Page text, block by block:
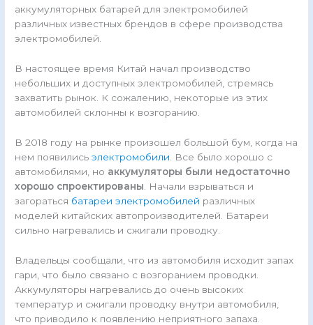
аккумуляторных батарей для электромобилей
различных известных брендов в сфере производства
электромобилей.
В настоящее время Китай начал производство
небольших и доступных электромобилей, стремясь
захватить рынок. К сожалению, некоторые из этих
автомобилей склонны к возгоранию.
В 2018 году на рынке произошел большой бум, когда на
нем появилисьэлектромобили . Все было хорошо с
автомобилями, но аккумуляторы были недостаточно
хорошо спроектированы . Начали взрываться и
загораться батареи электромобилей различных
моделей китайских автопроизводителей. Батареи
сильно нагревались и сжигали проводку.
Владельцы сообщали, что из автомобиля исходит запах
гари, что было связано с возгоранием проводки.
Аккумуляторы нагревались до очень высоких
температур и сжигали проводку внутри автомобиля,
что приводило к появлению неприятного запаха.